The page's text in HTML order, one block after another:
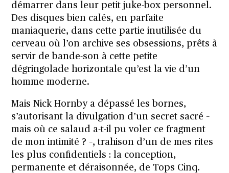
démarrer dans leur petit juke-box personnel.
Des disques bien calés, en parfaite
maniaquerie, dans cette partie inutilisée du
cerveau où l’on archive ses obsessions, prêts à
servir de bande-son à cette petite
dégringolade horizontale qu’est la vie d’un
homme moderne.
Mais Nick Hornby a dépassé les bornes,
s’autorisant la divulgation d’un secret sacré –
mais où ce salaud a-t-il pu voler ce fragment
de mon intimité ? –, trahison d’un de mes rites
les plus confidentiels : la conception,
permanente et déraisonnée, de Tops Cinq.